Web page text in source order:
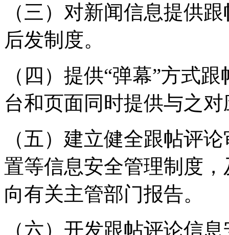
（三）对新闻信息提供
后发制度。
（四）提供“弹幕”方式
台和页面同时提供与之
（五）建立健全跟帖评
置等信息安全管理制度
向有关主管部门报告。
（六）开发跟帖评论信